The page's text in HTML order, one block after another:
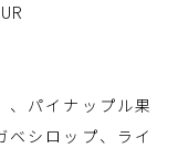
、パイナップル果
ベシロップ、ライ